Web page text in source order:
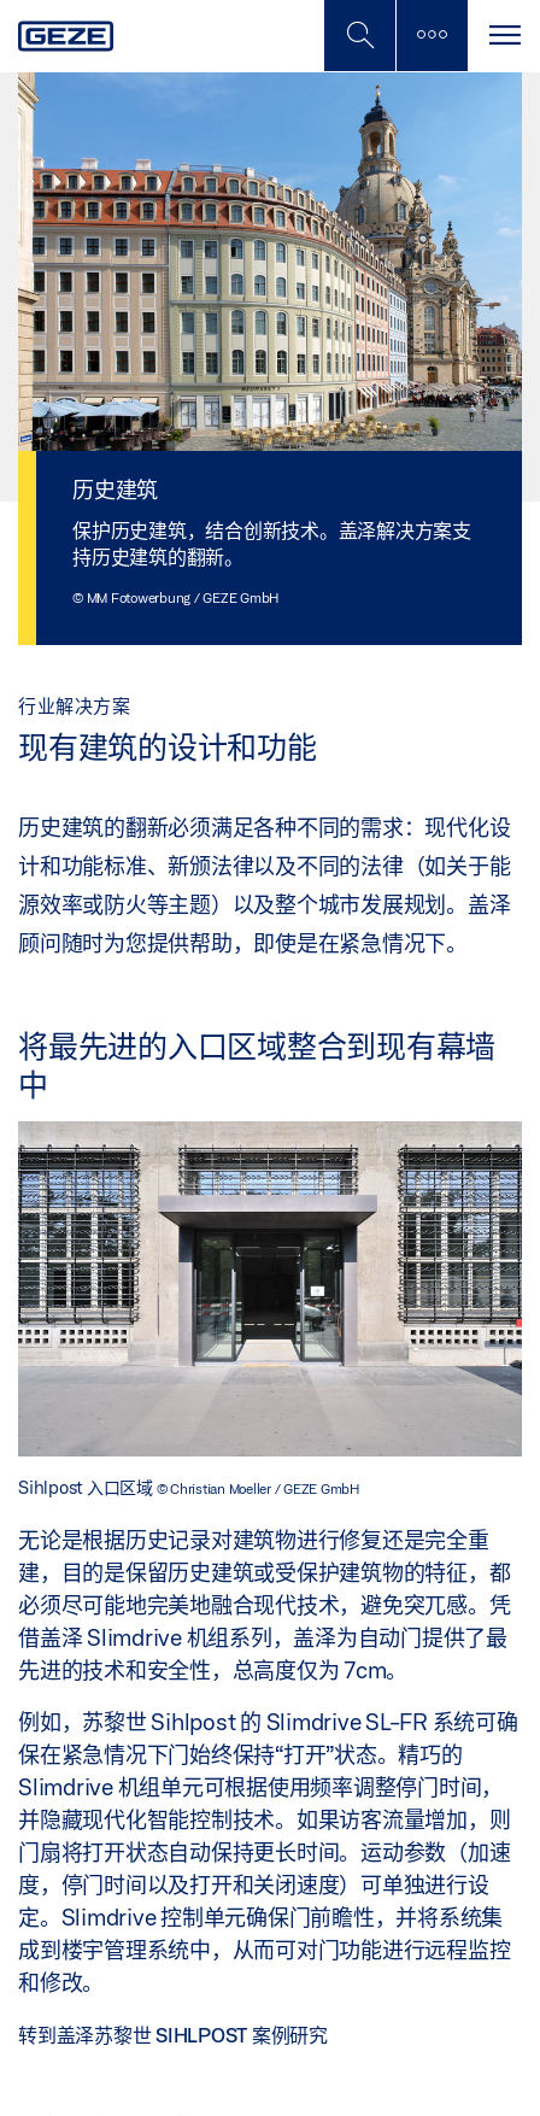
to
content
历史建筑
保护历史建筑，结合创新技术。盖泽解决方案支
持历史建筑的翻新。
© MM Fotowerbung / GEZE GmbH
行业解决方案
现有建筑的设计和功能
历史建筑的翻新必须满足各种不同的需求：现代化设
计和功能标准、新颁法律以及不同的法律（如关于能
源效率或防火等主题）以及整个城市发展规划。盖泽
顾问随时为您提供帮助，即使是在紧急情况下。
将最先进的入口区域整合到现有幕墙
中
Sihlpost 入口区域 © Christian Moeller / GEZE GmbH
无论是根据历史记录对建筑物进行修复还是完全重
建，目的是保留历史建筑或受保护建筑物的特征，都
必须尽可能地完美地融合现代技术，避免突兀感。凭
借盖泽 Slimdrive 机组系列，盖泽为自动门提供了最
先进的技术和安全性，总高度仅为 7cm。
例如，苏黎世 Sihlpost 的 Slimdrive SL-FR 系统可确
保在紧急情况下门始终保持“打开”状态。精巧的
Slimdrive 机组单元可根据使用频率调整停门时间，
并隐藏现代化智能控制技术。如果访客流量增加，则
门扇将打开状态自动保持更长时间。运动参数（加速
度，停门时间以及打开和关闭速度）可单独进行设
定。Slimdrive 控制单元确保门前瞻性，并将系统集
成到楼宇管理系统中，从而可对门功能进行远程监控
和修改。
转到盖泽苏黎世 SIHLPOST 案例研究